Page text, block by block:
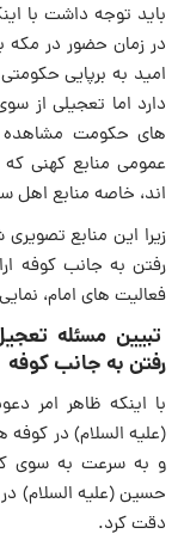
باید توجه داشت با
در زمان حضور در مکه
امید به برپایی
دارد اما تعجیلی از
های حکومت مشاهده
عمومی منابع کهنی
اند، خاصه منابع
زیرا این منابع
رفتن به جانب کوفه
فعالیت های امام،
تبیین مسئله
رفتن به جانب کوفه
با اینکه ظاهر امر
(علیه السلام) در
و به سرعت به سوی
حسین (علیه السلام)
دقت کرد.